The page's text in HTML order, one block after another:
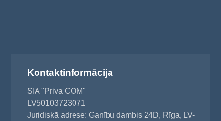
Kontaktinformācija
SIA "Priva COM"
LV50103723071
Juridiskā adrese: Ganību dambis 24D, Rīga, LV-